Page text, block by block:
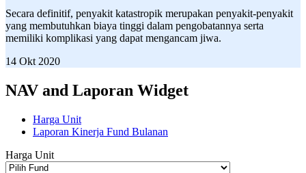
Secara definitif, penyakit katastropik merupakan penyakit-penyakit
yang membutuhkan biaya tinggi dalam pengobatannya serta
memiliki komplikasi yang dapat mengancam jiwa.
14 Okt 2020
NAV and Laporan Widget
Harga Unit
Laporan Kinerja Fund Bulanan
Harga Unit